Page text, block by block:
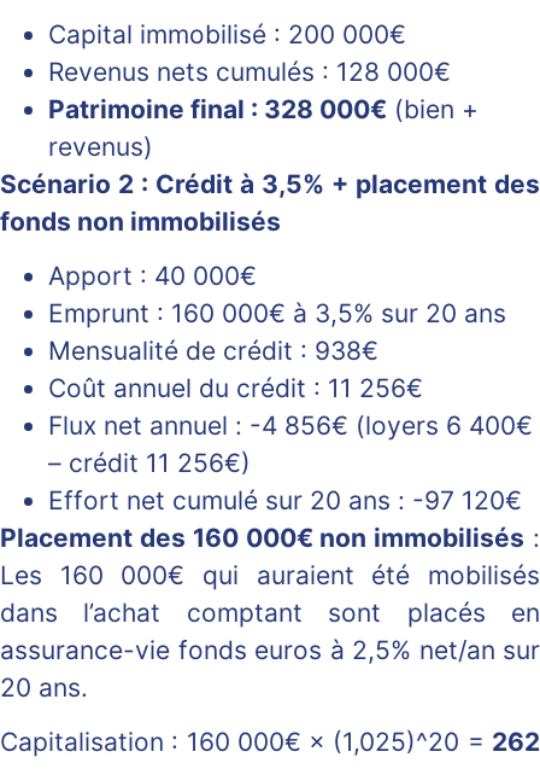
Capital immobilisé : 200 000€
Revenus nets cumulés : 128 000€
Patrimoine final : 328 000€ (bien +
revenus)
Scénario 2 : Crédit à 3,5% + placement des
fonds non immobilisés
Apport : 40 000€
Emprunt : 160 000€ à 3,5% sur 20 ans
Mensualité de crédit : 938€
Coût annuel du crédit : 11 256€
Flux net annuel : -4 856€ (loyers 6 400€
– crédit 11 256€)
Effort net cumulé sur 20 ans : -97 120€
Placement des 160 000€ non immobilisés :
Les 160 000€ qui auraient été mobilisés
dans l’achat comptant sont placés en
assurance-vie fonds euros à 2,5% net/an sur
20 ans.
Capitalisation : 160 000€ × (1,025)^20 = 262